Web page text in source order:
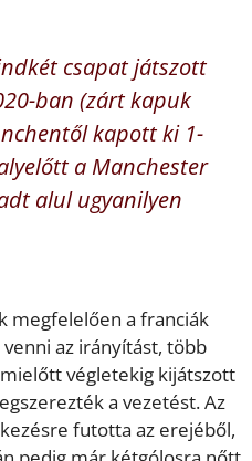
csapat játszott
ban (zárt kapuk
kapott ki 1-
a Manchester
alul ugyanilyen
megfelelően a franciák
az irányítást, több
végletekig kijátszott
a vezetést. Az
futotta az erejéből,